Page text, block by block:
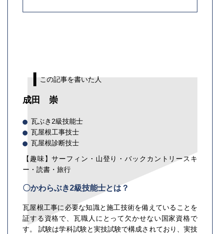
この記事を書いた人
成田 崇
瓦ぶき2級技能士
瓦屋根工事技士
瓦屋根診断技士
【趣味】サーフィン・山登り・バックカントリースキ
ー・読書・旅行
〇かわらぶき2級技能士とは？
瓦屋根工事に必要な知識と施工技術を備えていることを
証する資格で、瓦職人にとって欠かせない国家資格で
す。 試験は学科試験と実技試験で構成されており、実技